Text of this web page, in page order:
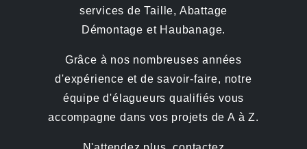
services de Taille, Abattage
Démontage et Haubanage.
Grâce à nos nombreuses années
d'expérience et de savoir-faire, notre
équipe d'élagueurs qualifiés vous
accompagne dans vos projets de A à Z.